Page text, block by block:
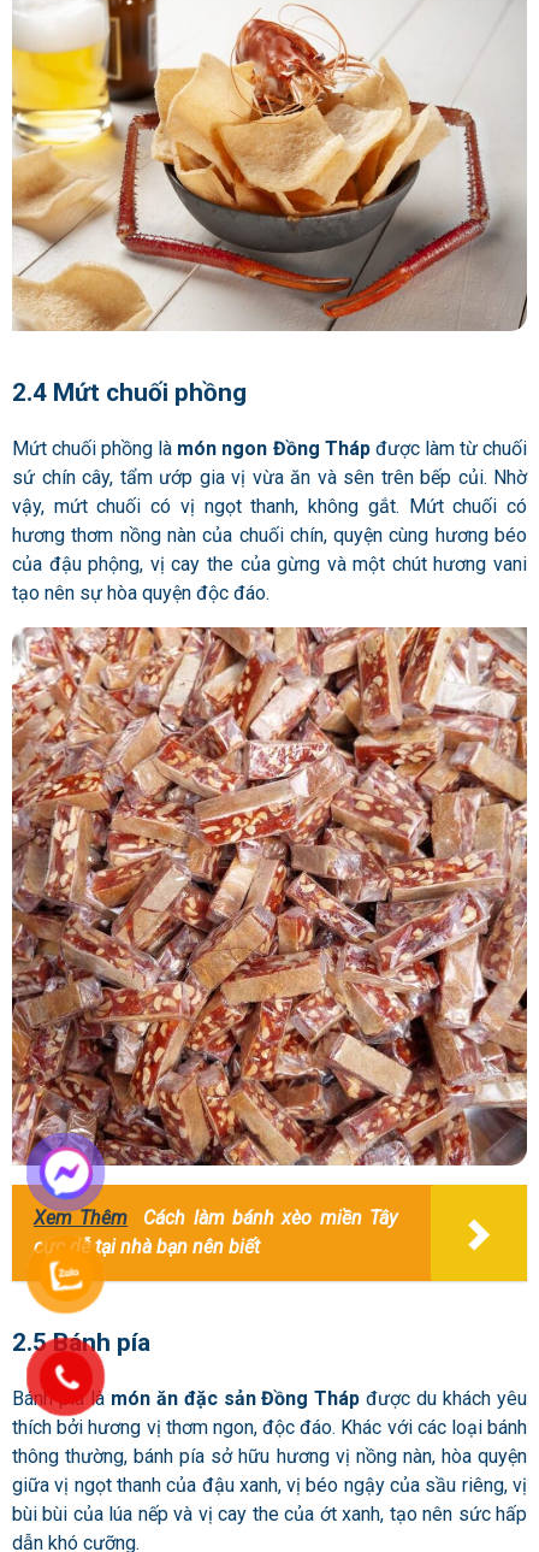
2.4 Mứt chuối phồng
Mứt chuối phồng là món ngon Đồng Thápđược làm từ chuối
sứ chín cây, tẩm ướp gia vị vừa ăn và sên trên bếp củi. Nhờ
vậy, mứt chuối có vị ngọt thanh, không gắt. Mứt chuối có
hương thơm nồng nàn của chuối chín, quyện cùng hương béo
của đậu phộng, vị cay the của gừng và một chút hương vani
tạo nên sự hòa quyện độc đáo.
Xem Thêm
Cách làm bánh xèo miền Tây
cực dễ tại nhà bạn nên biết
2.5 Bánh pía
Bánh pía là món ăn đặc sản Đồng Tháp được du khách yêu
thích bởi hương vị thơm ngon, độc đáo. Khác với các loại bánh
thông thường, bánh pía sở hữu hương vị nồng nàn, hòa quyện
giữa vị ngọt thanh của đậu xanh, vị béo ngậy của sầu riêng, vị
bùi bùi của lúa nếp và vị cay the của ớt xanh, tạo nên sức hấp
dẫn khó cưỡng.